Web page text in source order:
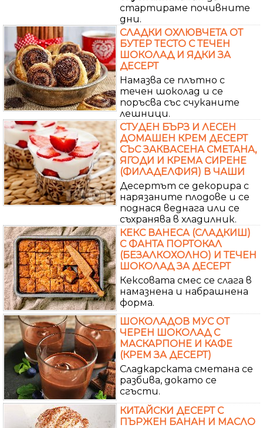
стартираме почивните
дни.
СЛАДКИ ОХЛЮВЧЕТА ОТ
БУТЕР ТЕСТО С ТЕЧЕН
ШОКОЛАД И ЯДКИ ЗА
ДЕСЕРТ
Намазва се плътно с
течен шоколад и се
поръсва със счуканите
лешници.
СТУДЕН БЪРЗ И ЛЕСЕН
ДОМАШЕН КРЕМ ДЕСЕРТ
СЪС ЗАКВАСЕНА СМЕТАНА,
ЯГОДИ И КРЕМА СИРЕНЕ
(ФИЛАДЕЛФИЯ) В ЧАШИ
Десертът се декорира с
нарязаните плодове и се
поднася веднага или се
съхранява в хладилник.
КЕКС ВАНЕСА (СЛАДКИШ)
С ФАНТА ПОРТОКАЛ
(БЕЗАЛКОХОЛНО) И ТЕЧЕН
ШОКОЛАД ЗА ДЕСЕРТ
Кексовата смес се слага в
намазнена и набрашнена
форма.
ШОКОЛАДОВ МУС ОТ
ЧЕРЕН ШОКОЛАД С
МАСКАРПОНЕ И КАФЕ
(КРЕМ ЗА ДЕСЕРТ)
Сладкарската сметана се
разбива, докато се
сгъсти.
КИТАЙСКИ ДЕСЕРТ С
ПЪРЖЕН БАНАН И МАСЛО